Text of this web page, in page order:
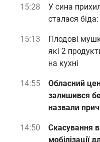
15:28
У сина
сталася
15:13
Плодові
які 2
на кухні
14:55
Обласний
залишився
назвали
14:50
Скасування
мобілізації